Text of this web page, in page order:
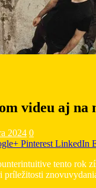
videu aj na
2024 0
Pinterest LinkedIn
tento rok
príležitosti